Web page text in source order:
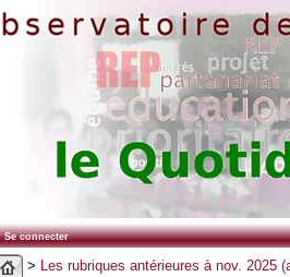
Se connecter
> Les rubriques antérieures à nov. 2025